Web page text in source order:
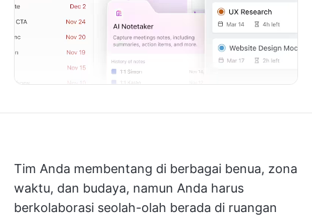
Tim Anda membentang di berbagai benua, zona
waktu, dan budaya, namun Anda harus
berkolaborasi seolah-olah berada di ruangan